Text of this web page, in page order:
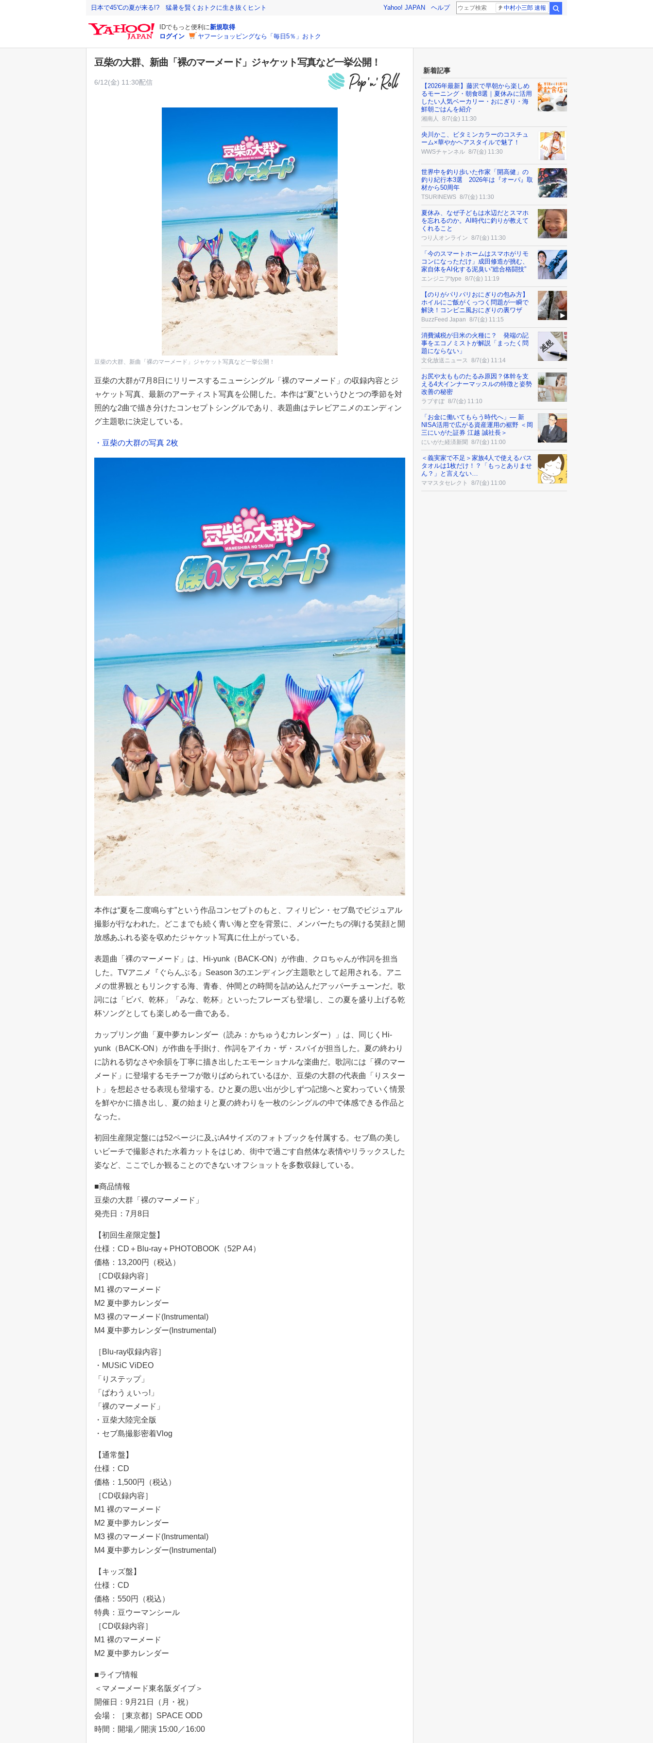
日本で45℃の夏が来る!? 猛暑を賢くおトクに生き抜くヒント Yahoo! JAPAN ヘルプ 中村小三郎 速報
IDでもっと便利に新規取得
ログイン
ヤフーショッピングなら「毎日5％」おトク
豆柴の大群、新曲「裸のマーメード」ジャケット写真など一挙公開！
6/12(金) 11:30配信
豆柴の大群、新曲「裸のマーメード」ジャケット写真など一挙公開！
豆柴の大群が7月8日にリリースするニューシングル「裸のマーメード」の収録内容とジ
ャケット写真、最新のアーティスト写真を公開した。本作は“夏”というひとつの季節を対
照的な2曲で描き分けたコンセプトシングルであり、表題曲はテレビアニメのエンディン
グ主題歌に決定している。
・豆柴の大群の写真 2枚
本作は“夏を二度鳴らす”という作品コンセプトのもと、フィリピン・セブ島でビジュアル
撮影が行なわれた。どこまでも続く青い海と空を背景に、メンバーたちの弾ける笑顔と開
放感あふれる姿を収めたジャケット写真に仕上がっている。
表題曲「裸のマーメード」は、Hi-yunk（BACK-ON）が作曲、クロちゃんが作詞を担当
した。TVアニメ『ぐらんぶる』Season 3のエンディング主題歌として起用される。アニ
メの世界観ともリンクする海、青春、仲間との時間を詰め込んだアッパーチューンだ。歌
詞には「ビバ、乾杯」「みな、乾杯」といったフレーズも登場し、この夏を盛り上げる乾
杯ソングとしても楽しめる一曲である。
カップリング曲「夏中夢カレンダー（読み：かちゅうむカレンダー）」は、同じくHi-
yunk（BACK-ON）が作曲を手掛け、作詞をアイカ・ザ・スパイが担当した。夏の終わり
に訪れる切なさや余韻を丁寧に描き出したエモーショナルな楽曲だ。歌詞には「裸のマー
メード」に登場するモチーフが散りばめられているほか、豆柴の大群の代表曲「りスター
ト」を想起させる表現も登場する。ひと夏の思い出が少しずつ記憶へと変わっていく情景
を鮮やかに描き出し、夏の始まりと夏の終わりを一枚のシングルの中で体感できる作品と
なった。
初回生産限定盤には52ページに及ぶA4サイズのフォトブックを付属する。セブ島の美し
いビーチで撮影された水着カットをはじめ、街中で過ごす自然体な表情やリラックスした
姿など、ここでしか観ることのできないオフショットを多数収録している。
■商品情報
豆柴の大群「裸のマーメード」
発売日：7月8日
【初回生産限定盤】
仕様：CD＋Blu-ray＋PHOTOBOOK（52P A4）
価格：13,200円（税込）
［CD収録内容］
M1 裸のマーメード
M2 夏中夢カレンダー
M3 裸のマーメード(Instrumental)
M4 夏中夢カレンダー(Instrumental)
［Blu-ray収録内容］
・MUSiC ViDEO
「りステップ」
「ぱわうぇいっ!」
「裸のマーメード」
・豆柴大陸完全版
・セブ島撮影密着Vlog
【通常盤】
仕様：CD
価格：1,500円（税込）
［CD収録内容］
M1 裸のマーメード
M2 夏中夢カレンダー
M3 裸のマーメード(Instrumental)
M4 夏中夢カレンダー(Instrumental)
【キッズ盤】
仕様：CD
価格：550円（税込）
特典：豆ウーマンシール
［CD収録内容］
M1 裸のマーメード
M2 夏中夢カレンダー
■ライブ情報
＜マメーメード東名阪ダイブ＞
開催日：9月21日（月・祝）
会場：［東京都］SPACE ODD
時間：開場／開演 15:00／16:00
新着記事
【2026年最新】藤沢で早朝から楽しめ
るモーニング・朝食8選｜夏休みに活用
したい人気ベーカリー・おにぎり・海
鮮朝ごはんを紹介
湘南人 8/7(金) 11:30
央川かこ、ビタミンカラーのコスチュ
ーム×華やかヘアスタイルで魅了！
WWSチャンネル 8/7(金) 11:30
世界中を釣り歩いた作家「開高健」の
釣り紀行本3選 2026年は『オーパ』取
材から50周年
TSURINEWS 8/7(金) 11:30
夏休み、なぜ子どもは水辺だとスマホ
を忘れるのか。AI時代に釣りが教えて
くれること
つり人オンライン 8/7(金) 11:30
「今のスマートホームはスマホがリモ
コンになっただけ」成田修造が挑む、
家自体をAI化する泥臭い“総合格闘技”
エンジニアtype 8/7(金) 11:19
【のりがパリパリおにぎりの包み方】
ホイルにご飯がくっつく問題が一瞬で
解決！コンビニ風おにぎりの裏ワザ
BuzzFeed Japan 8/7(金) 11:15
消費減税が日米の火種に？ 発端の記
事をエコノミストが解説「まったく問
題にならない」
文化放送ニュース 8/7(金) 11:14
お尻や太もものたるみ原因？体幹を支
える4大インナーマッスルの特徴と姿勢
改善の秘密
ラブすぽ 8/7(金) 11:10
「お金に働いてもらう時代へ」― 新
NISA活用で広がる資産運用の裾野 ＜岡
三にいがた証券 江越 誠社長＞
にいがた経済新聞 8/7(金) 11:00
＜義実家で不足＞家族4人で使えるバス
タオルは1枚だけ！？「もっとありませ
ん？」と言えない…
ママスタセレクト 8/7(金) 11:00